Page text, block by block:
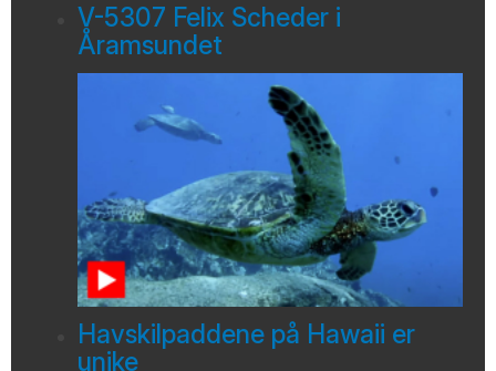
V-5307 Felix Scheder i
Åramsundet
Havskilpaddene på Hawaii er
unike